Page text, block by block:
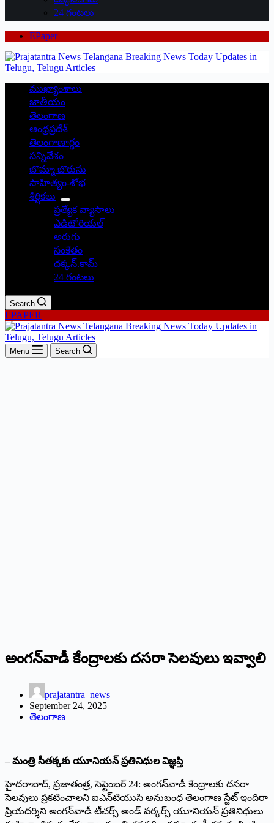
24 గంటలు
EPaper
ముఖ్యాంశాలు
జాతీయం
తెలంగాణ
ఆంధ్రప్రదేశ్
తెలంగాణార్థం
సన్నివేశం
బొమ్మా బొరుసు
సాహిత్యం-శోభ
శీర్షికలు
ప్రత్యేక వ్యాసాలు
ఎడిటోరియల్
అరుగు
సంకేతం
దక్కన్.కామ్
24 గంటలు
Search
EPAPER
Menu Search
అంగన్‌వాడీ కేంద్రాలకు దసరా సెలవులు ఇవ్వాలి
prajatantra_news
September 24, 2025
తెలంగాణ
– మంత్రి సీతక్కకు యూనియన్‌ ప్రతినిధుల విజ్ఞప్తి
హైదరాబాద్‌, ప్రజాతంత్ర, సెప్టెంబర్‌ 24: అంగన్‌వాడీ కేంద్రాలకు దసరా
సెలవులు ప్రకటించాలని ఐఎన్‌టియుసి అనుబంధ తెలంగాణ స్టేట్‌ ఇందిరా
ప్రియదర్శిని అంగన్‌వాడీ టీచర్స్‌ అండ్‌ వర్కర్స్‌ యూనియన్‌ ప్రతినిధులు